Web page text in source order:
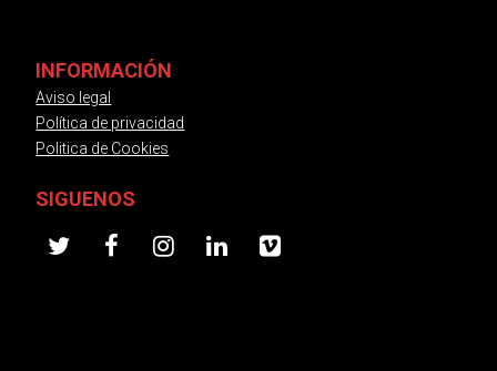
INFORMACIÓN
Aviso legal
Política de privacidad
Politica de Cookies
SIGUENOS
twitterfacebookinstagram
linkedinvimeo